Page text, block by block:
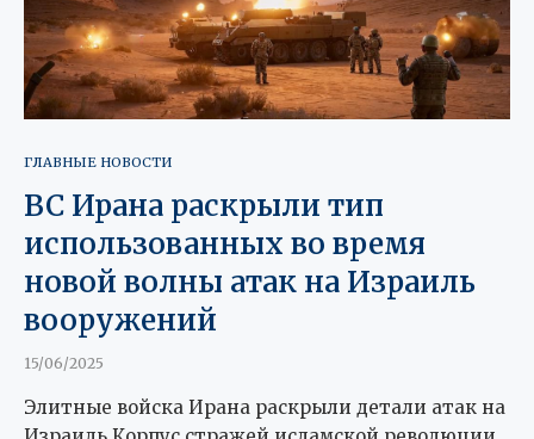
ГЛАВНЫЕ НОВОСТИ
ВС Ирана раскрыли тип
использованных во время
новой волны атак на Израиль
вооружений
15/06/2025
Элитные войска Ирана раскрыли детали атак на